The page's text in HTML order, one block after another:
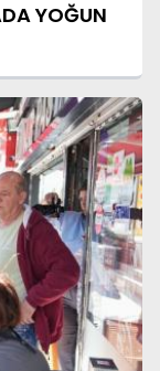
YOĞUN